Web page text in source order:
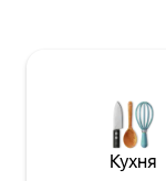
Кухня